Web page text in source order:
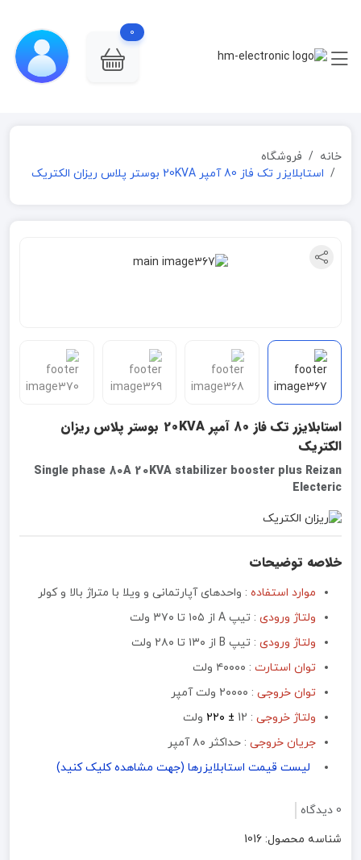
0
خانه
فروشگاه
استابلایزر تک فاز 80 آمپر 20KVA بوستر پلاس ریزان الکتریک
استابلایزر تک فاز 80 آمپر 20KVA بوستر پلاس ریزان
الکتریک
Single phase 80A 20KVA stabilizer booster plus Reizan
Electeric
خلاصه توضیحات
موارد استفاده : واحدهای آپارتمانی و ویلا با متراژ بالا و کولر
ولتاژ ورودی : تیپ A از ۱۰۵ تا ۳۷۰ ولت
ولتاژ ورودی : تیپ B از ۱۳۰ تا ۲۸۰ ولت
توان استارت : ۴۰۰۰۰ ولت
توان خروجی :‌ ۲۰۰۰۰ ولت آمپر
ولتاژ خروجی : 12 ± ۲۲۰
ولت
جریان خروجی :‌ حداکثر ۸۰ آمپر
لیست قیمت استابلایزرها (جهت مشاهده کلیک کنید)
0 دیدگاه
شناسه محصول: 1016